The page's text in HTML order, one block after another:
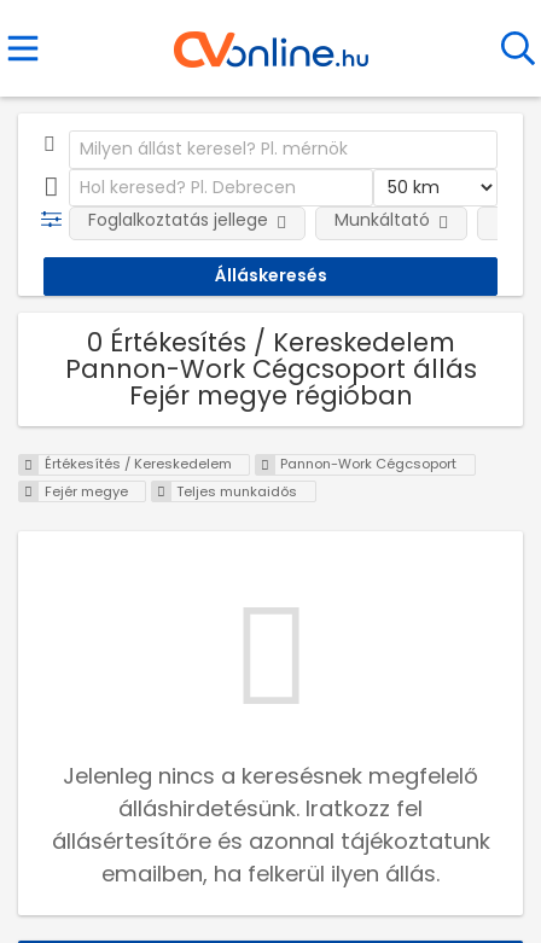
Foglalkoztatás jellege Munkáltató
0 Értékesítés / Kereskedelem
Pannon-Work Cégcsoport állás
Fejér megye régióban
Értékesítés / Kereskedelem
Pannon-Work Cégcsoport
Fejér megye
Teljes munkaidős
Jelenleg nincs a keresésnek megfelelő
álláshirdetésünk. Iratkozz fel
állásértesítőre és azonnal tájékoztatunk
emailben, ha felkerül ilyen állás.